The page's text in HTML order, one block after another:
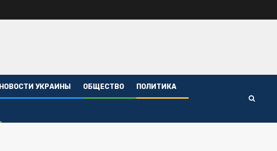
НОВОСТИ УКРАИНЫ ОБЩЕСТВО ПОЛИТИКА